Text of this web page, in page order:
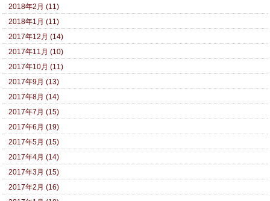
2018年2月 (11)
2018年1月 (11)
2017年12月 (14)
2017年11月 (10)
2017年10月 (11)
2017年9月 (13)
2017年8月 (14)
2017年7月 (15)
2017年6月 (19)
2017年5月 (15)
2017年4月 (14)
2017年3月 (15)
2017年2月 (16)